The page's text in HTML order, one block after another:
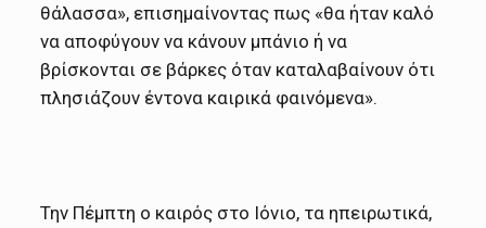
θάλασσα», επισημαίνοντας πως «θα ήταν καλό
να αποφύγουν να κάνουν μπάνιο ή να
βρίσκονται σε βάρκες όταν καταλαβαίνουν ότι
πλησιάζουν έντονα καιρικά φαινόμενα».
Την Πέμπτη ο καιρός στο Ιόνιο, τα ηπειρωτικά,